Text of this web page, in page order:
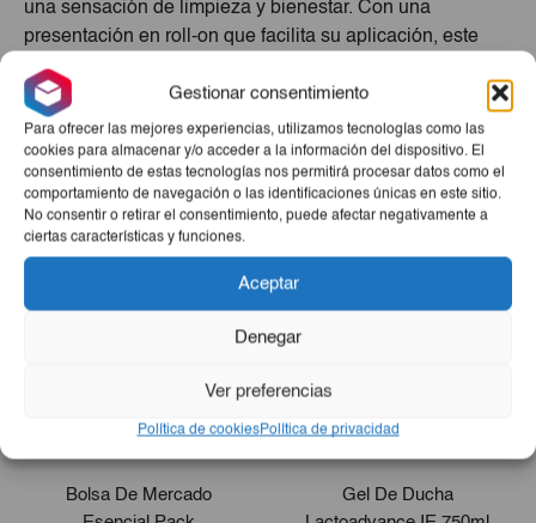
Gestionar consentimiento
Para ofrecer las mejores experiencias, utilizamos tecnologías como las
cookies para almacenar y/o acceder a la información del dispositivo. El
consentimiento de estas tecnologías nos permitirá procesar datos como el
comportamiento de navegación o las identificaciones únicas en este sitio.
No consentir o retirar el consentimiento, puede afectar negativamente a
ciertas características y funciones.
Aceptar
Denegar
Ver preferencias
Política de cookiesPolítica de privacidad
una sensación de limpieza y bienestar. Con una
presentación en roll-on que facilita su aplicación, este
desodorante es ideal para el uso diario. Su tamaño
compacto lo hace perfecto para llevar contigo a donde
quiera que vayas, asegurando una protección eficaz en
todo momento.
Productos Relacionados
Bolsa De Mercado
Gel De Ducha